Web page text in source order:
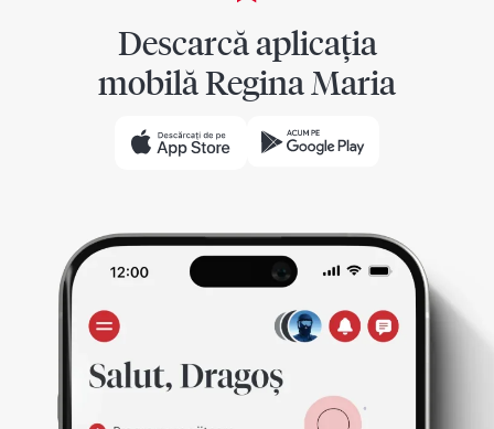
Descarcă aplicația
mobilă Regina Maria